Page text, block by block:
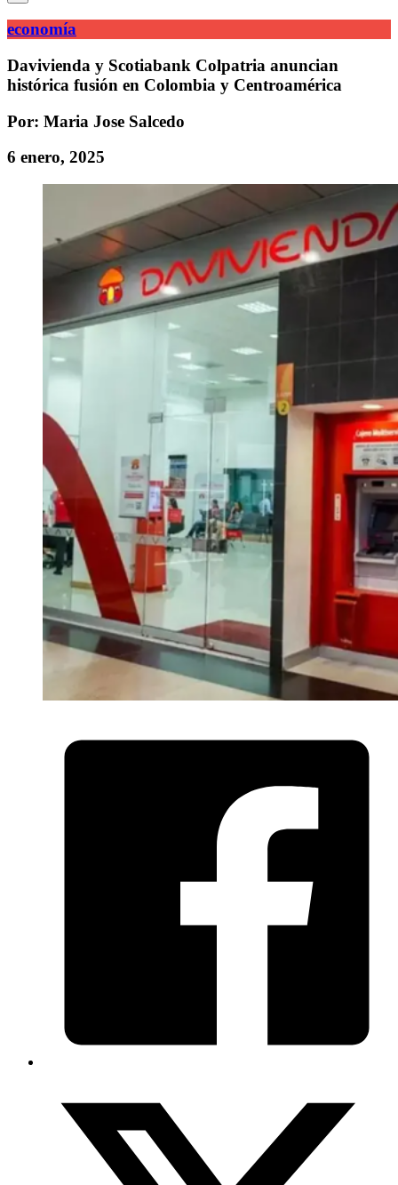
economía
Davivienda y Scotiabank Colpatria anuncian
histórica fusión en Colombia y Centroamérica
Por: Maria Jose Salcedo
6 enero, 2025